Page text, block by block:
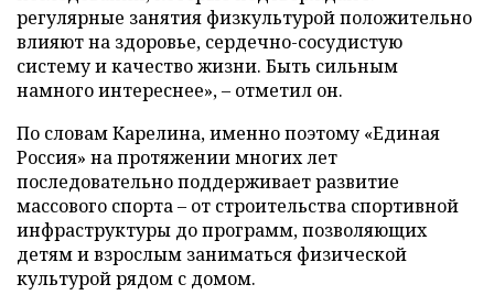
регулярные занятия физкультурой положительно
влияют на здоровье, сердечно-сосудистую
систему и качество жизни. Быть сильным
намного интереснее», – отметил он.
По словам Карелина, именно поэтому «Единая
Россия» на протяжении многих лет
последовательно поддерживает развитие
массового спорта – от строительства спортивной
инфраструктуры до программ, позволяющих
детям и взрослым заниматься физической
культурой рядом с домом.